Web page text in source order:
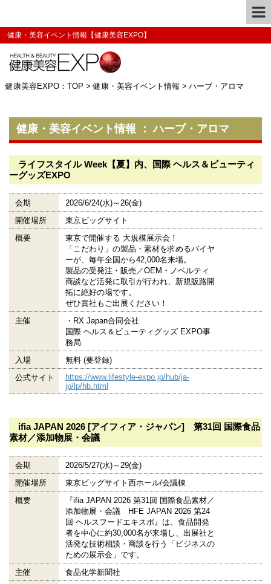
健康・美容イベント情報【健康美容EXPO】
健康美容EXPO：TOP >健康・美容イベント情報 > ハーブ・アロマ
健康・美容イベント情報 ： ハーブ・アロマ
ライフスタイル Week【夏】内、国際 ヘルス＆ビューティ
ーグッズEXPO
会期
2026/6/24(水)～26(金)
開催場所
東京ビッグサイト
概要
東京で開催する 大規模展示会！
「こだわり」の製品・素材を求めるバイヤ
ーが、毎年全国から42,000名来場。
製品の受発注・販売／OEM・ノベルティ
商談など活発に取引が行われ、新規販路開
拓に絶好の場です。
ぜひ貴社もご出展ください！
主催
・RX Japan合同会社
国際 ヘルス＆ビューティグッズ EXPO事
務局
入場
無料 (要登録)
公式サイト
https://www.lifestyle-expo.jp/hub/ja-
jp/lp/hb.html
ifia JAPAN 2026 [アイフィア・ジャパン] 第31回 国際食品
素材／添加物展・会議
会期
2026/5/27(水)～29(金)
開催場所
東京ビッグサイト西ホール/会議棟
概要
『ifia JAPAN 2026 第31回 国際食品素材／
添加物展・会議 HFE JAPAN 2026 第24
回 ヘルスフードエキスポ』は、食品開発
者を中心に約30,000名が来場し、出展社と
活発な技術相談・商談を行う「ビジネスの
ための展示会」です。
主催
食品化学新聞社